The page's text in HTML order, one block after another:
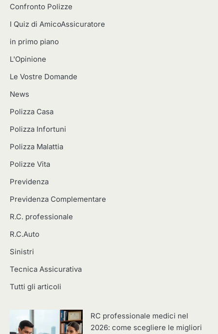
Confronto Polizze
I Quiz di AmicoAssicuratore
in primo piano
L'Opinione
Le Vostre Domande
News
Polizza Casa
Polizza Infortuni
Polizza Malattia
Polizze Vita
Previdenza
Previdenza Complementare
R.C. professionale
R.C.Auto
Sinistri
Tecnica Assicurativa
Tutti gli articoli
RC professionale medici nel
2026: come scegliere le migliori